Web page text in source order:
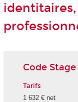
Code Stage
Tarifs
1 632 € net